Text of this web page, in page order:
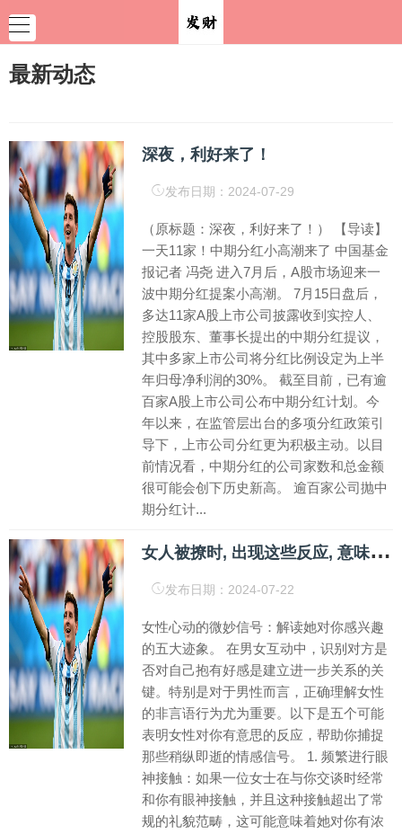
最新动态
深夜，利好来了！
发布日期：2024-07-29
（原标题：深夜，利好来了！） 【导读】
一天11家！中期分红小高潮来了 中国基金
报记者 冯尧 进入7月后，A股市场迎来一
波中期分红提案小高潮。 7月15日盘后，
多达11家A股上市公司披露收到实控人、
控股股东、董事长提出的中期分红提议，
其中多家上市公司将分红比例设定为上半
年归母净利润的30%。 截至目前，已有逾
百家A股上市公司公布中期分红计划。今
年以来，在监管层出台的多项分红政策引
导下，上市公司分红更为积极主动。以目
前情况看，中期分红的公司家数和总金额
很可能会创下历史新高。 逾百家公司抛中
期分红计...
女
人被撩时, 出现这些反应, 意味着她对你有意思
发布日期：2024-07-22
女性心动的微妙信号：解读她对你感兴趣
的五大迹象。 在男女互动中，识别对方是
否对自己抱有好感是建立进一步关系的关
键。特别是对于男性而言，正确理解女性
的非言语行为尤为重要。以下是五个可能
表明女性对你有意思的反应，帮助你捕捉
那些稍纵即逝的情感信号。 1. 频繁进行眼
神接触：如果一位女士在与你交谈时经常
和你有眼神接触，并且这种接触超出了常
规的礼貌范畴，这可能意味着她对你有浓